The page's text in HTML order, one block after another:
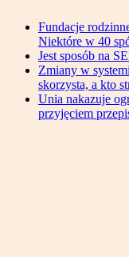
Fundacje
Niektóre w 40
Jest sposób na
Zmiany w
skorzysta, a kto
Unia nakazuje
przyjęciem